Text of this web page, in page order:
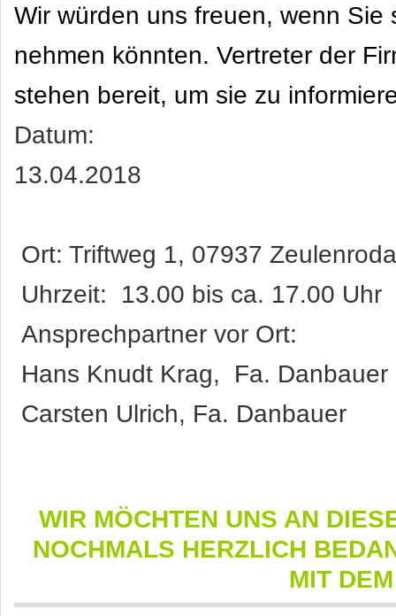
Wir würden uns freuen, wenn
nehmen könnten. Vertreter der
stehen bereit, um sie zu
Datum:
Ort: Triftweg 1, 07937
Uhrzeit: 13.00 bis ca. 17.00
Ansprechpartner vor Ort:
Hans Knudt Krag, Fa. Danbauer
Carsten Ulrich, Fa. Danbauer
WIR MÖCHTEN UNS AN
NOCHMALS HERZLICH
MIT